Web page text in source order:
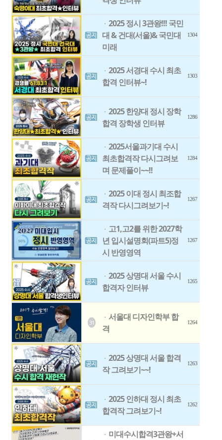
ㆍ 2025 정시 3관왕!!! 국민
대 & 건대(서울)& 국민대
미래
1304
ㆍ 2025 서경대 수시 최초
합격 인터뷰~!
1303
ㆍ 2025 한양대 정시 장학
합격 장학생 인터뷰
1286
ㆍ 2025서울과기대 수시
최초합격작 다시그려보
며 문제풀이~~!!
1284
ㆍ 2025 이대 정시 최조합
격작 다시그려보기~!
1267
ㆍ 고1,고2를 위한 2027학
년 입시설명회(파트5)정
시 반영영역
1267
ㆍ 2025 상명대 서울 수시
합격자 인터뷰
1265
31
ㆍ 서울대 디자인학부 합
격
1264
ㆍ 2025 상명대 서울 합격
작 그려보기~~!
1263
ㆍ 2025 인하대 정시 최초
합격작 그려보기~!
1262
ㆍ 미대수시합격3관왕+서